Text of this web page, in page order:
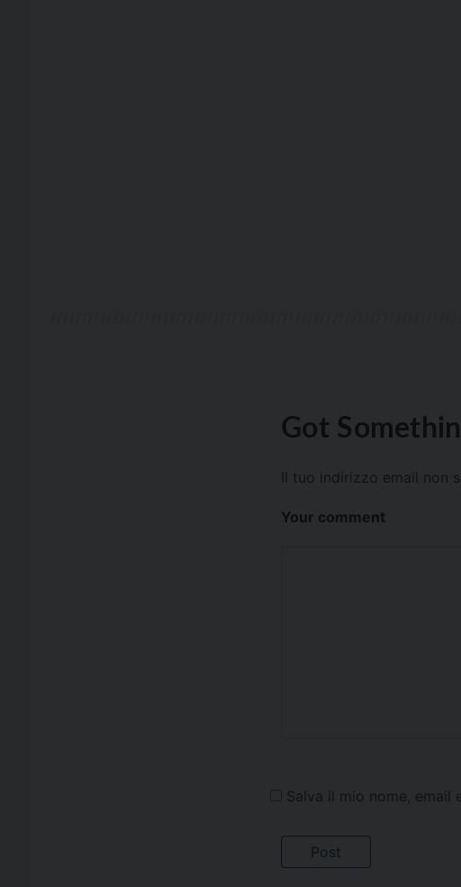
Got
Il tuo indirizzo email non
Your comment
Salva il mio nome, email